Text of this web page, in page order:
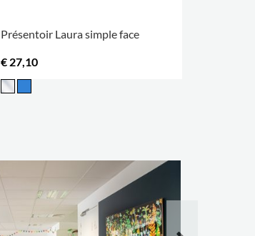
Présentoir Laura simple face
€ 27,10